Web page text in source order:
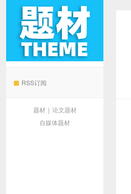
RSS订阅
题材 | 论文题材
自媒体题材